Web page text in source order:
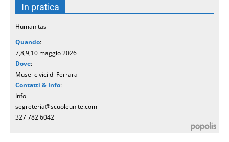
In pratica
Humanitas
Quando:
7,8,9,10 maggio 2026
Dove:
Musei civici di Ferrara
Contatti & Info:
Info
segreteria@scuoleunite.com
327 782 6042